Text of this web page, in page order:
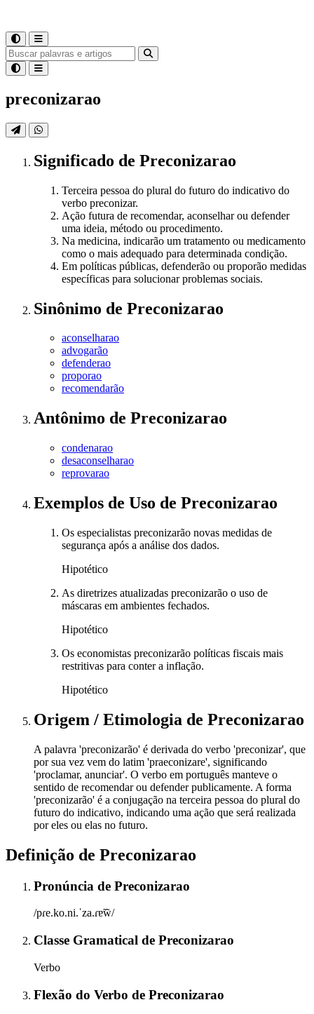
preconizarao
Significado de Preconizarao
Terceira pessoa do plural do futuro do indicativo do
verbo preconizar.
Ação futura de recomendar, aconselhar ou defender
uma ideia, método ou procedimento.
Na medicina, indicarão um tratamento ou medicamento
como o mais adequado para determinada condição.
Em políticas públicas, defenderão ou proporão medidas
específicas para solucionar problemas sociais.
Sinônimo de Preconizarao
aconselharao
advogarão
defenderao
proporao
recomendarão
Antônimo de Preconizarao
condenarao
desaconselharao
reprovarao
Exemplos de Uso de Preconizarao
Os especialistas preconizarão novas medidas de
segurança após a análise dos dados.
Hipotético
As diretrizes atualizadas preconizarão o uso de
máscaras em ambientes fechados.
Hipotético
Os economistas preconizarão políticas fiscais mais
restritivas para conter a inflação.
Hipotético
Origem / Etimologia de Preconizarao
A palavra 'preconizarão' é derivada do verbo 'preconizar', que
por sua vez vem do latim 'praeconizare', significando
'proclamar, anunciar'. O verbo em português manteve o
sentido de recomendar ou defender publicamente. A forma
'preconizarão' é a conjugação na terceira pessoa do plural do
futuro do indicativo, indicando uma ação que será realizada
por eles ou elas no futuro.
Definição de Preconizarao
Pronúncia de Preconizarao
/pɾe.ko.ni.ˈza.ɾɐ̃w̃/
Classe Gramatical de Preconizarao
Verbo
Flexão do Verbo de Preconizarao